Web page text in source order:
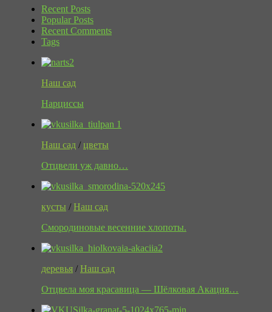
Recent Posts
Popular Posts
Recent Comments
Tags
Наш сад
Нарциссы
Наш сад /цветы
Отцвели уж давно…
кусты /Наш сад
Смородиновые весенние хлопоты.
деревья /Наш сад
Отцвела моя красавица — Шёлковая Акация…